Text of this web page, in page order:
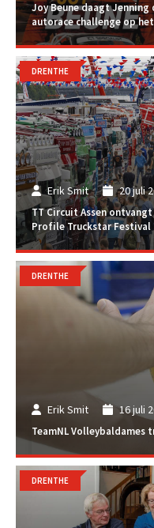
Joy Beune daagt
autorace challenge op
Erik Smit 20 juli
TT Circuit Assen
Profile Truckstar Festival
DRENTHE
Erik Smit 16 juli
TeamNL Volleybaldames
DRENTHE
DRENTHE